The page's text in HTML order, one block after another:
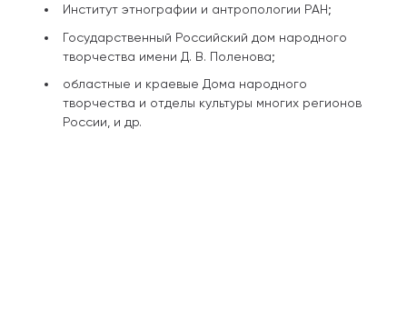
Институт этнографии и антропологии РАН;
Государственный Российский дом народного
творчества имени Д. В. Поленова;
областные и краевые Дома народного
творчества и отделы культуры многих регионов
России, и др.